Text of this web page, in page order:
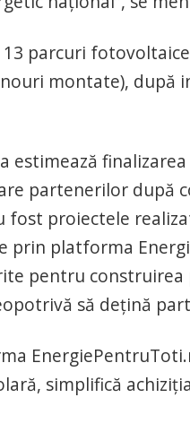
13 parcuri
montate),
estimează
partenerilor după
fost proiectele
prin platforma
pentru
să deţină
simplifică